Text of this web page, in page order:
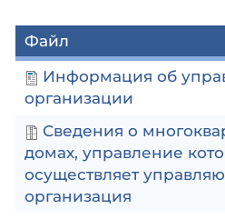
Файл
Информация об
организации
Сведения о
домах, управление
осуществляет
организация